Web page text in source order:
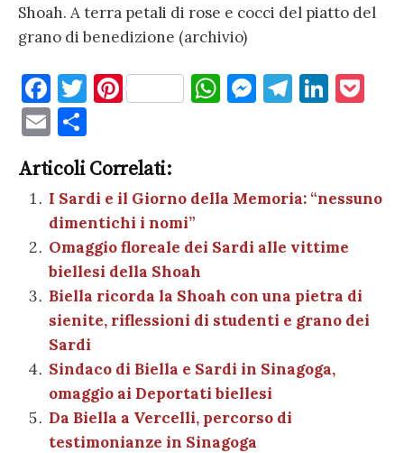
Shoah. A terra petali di rose e cocci del piatto del
grano di benedizione (archivio)
F
a
c
e
b
o
o
k
T
te
r
Pi
es
t
W
A
p
p
M
g
er
T
a
m
Li
dI et
E
m
ai
l
n
di
vi
di
Articoli Correlati:
I Sardi e il Giorno della Memoria: “nessuno
dimentichi i nomi”
Omaggio floreale dei Sardi alle vittime
biellesi della Shoah
Biella ricorda la Shoah con una pietra di
sienite, riflessioni di studenti e grano dei
Sardi
Sindaco di Biella e Sardi in Sinagoga,
omaggio ai Deportati biellesi
Da Biella a Vercelli, percorso di
testimonianze in Sinagoga